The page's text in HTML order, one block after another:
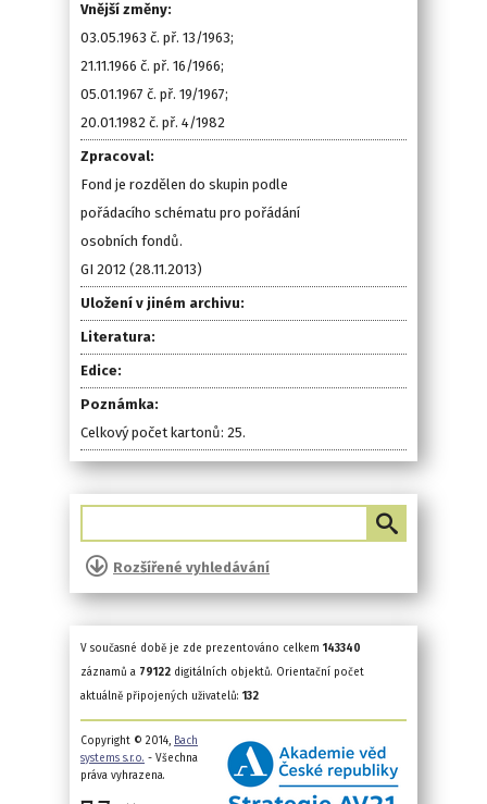
Vnější změny:
03.05.1963 č. př. 13/1963;
21.11.1966 č. př. 16/1966;
05.01.1967 č. př. 19/1967;
20.01.1982 č. př. 4/1982
Zpracoval:
Fond je rozdělen do skupin podle
pořádacího schématu pro pořádání
osobních fondů.
GI 2012 (28.11.2013)
Uložení v jiném archivu:
Literatura:
Edice:
Poznámka:
Celkový počet kartonů: 25.
Rozšířené vyhledávání
V současné době je zde prezentováno celkem 143340
záznamů a 79122 digitálních objektů. Orientační počet
aktuálně připojených uživatelů: 132
Copyright © 2014, Bach
systems s.r.o. - Všechna
práva vyhrazena.